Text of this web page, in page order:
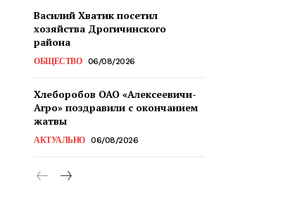
Василий Хватик посетил
хозяйства Дрогичинского
района
ОБЩЕСТВО 06/08/2026
Хлеборобов ОАО «Алексеевичи-
Агро» поздравили с окончанием
жатвы
АКТУАЛЬНО 06/08/2026